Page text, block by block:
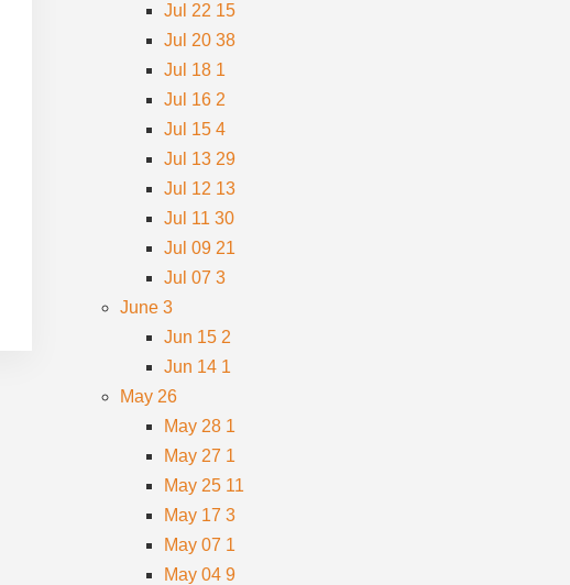
Jul 22 15
Jul 2038
Jul 18 1
Jul 16 2
Jul 154
Jul 13 29
Jul 12 13
Jul 1130
Jul 09 21
Jul 073
June3
Jun 15 2
Jun 14 1
May 26
May 28 1
May 27 1
May 25 11
May 173
May 07 1
May 049